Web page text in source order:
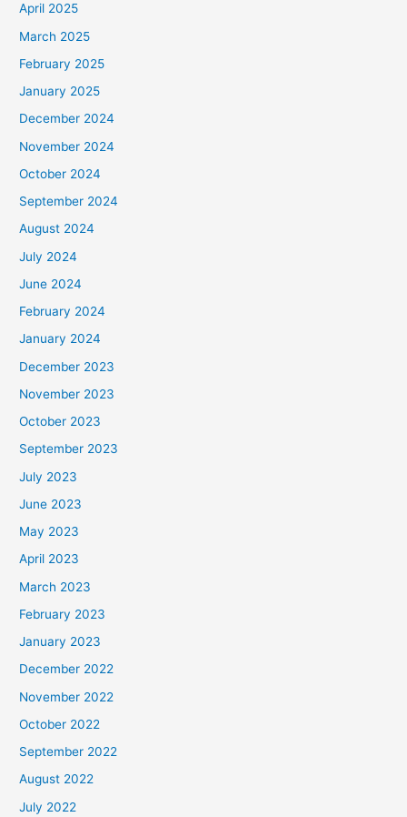
April 2025
March 2025
February 2025
January 2025
December 2024
November 2024
October 2024
September 2024
August 2024
July 2024
June 2024
February 2024
January 2024
December 2023
November 2023
October 2023
September 2023
July 2023
June 2023
May 2023
April 2023
March 2023
February 2023
January 2023
December 2022
November 2022
October 2022
September 2022
August 2022
July 2022